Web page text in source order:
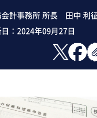
会計事務所 所長 田中 利
： 2024年09月27日